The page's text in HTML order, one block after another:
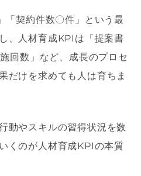
「契約件数〇件」という最
、人材育成KPIは「提案書
回数」など、成長のプロセ
だけを求めても人は育ちま
動やスキルの習得状況を数
くのが人材育成KPIの本質